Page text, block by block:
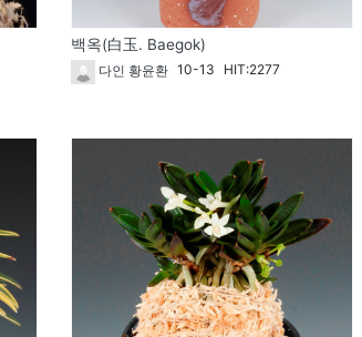
백옥(白玉. Baegok)
다인 황윤환 10-13 HIT:2277